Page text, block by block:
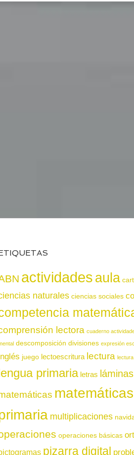
actividadesaula
naturales ciencias sociales
lectora cuaderno
descomposición divisiones expresión
juego lectoescritura lectura
primaria letras láminas
matemáticas
multiplicaciones
operaciones básicas
pizarra digital